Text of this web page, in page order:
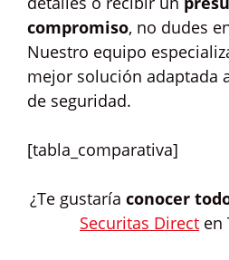
compromiso, no dudes
Nuestro equipo
mejor solución adaptada
de seguridad.
[tabla_comparativa]
¿Te gustaría conocer
Securitas Direct en